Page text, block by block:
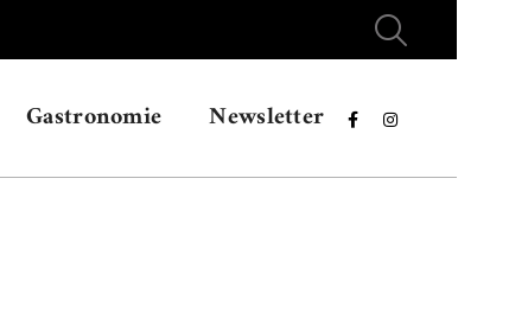
Gastronomie Newsletter  